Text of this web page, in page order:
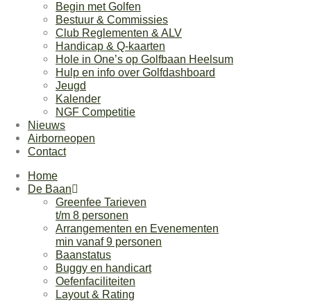
Begin met Golfen
Bestuur & Commissies
Club Reglementen & ALV
Handicap & Q-kaarten
Hole in One’s op Golfbaan Heelsum
Hulp en info over Golfdashboard
Jeugd
Kalender
NGF Competitie
Nieuws
Airborneopen
Contact
Home
De Baan
Greenfee Tarieven
t/m 8 personen
Arrangementen en Evenementen
min vanaf 9 personen
Baanstatus
Buggy en handicart
Oefenfaciliteiten
Layout & Rating